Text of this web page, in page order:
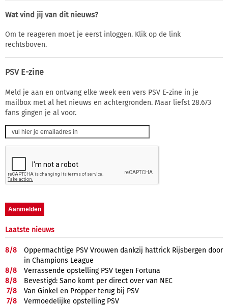
Wat vind jij van dit nieuws?
Om te reageren moet je eerst inloggen. Klik op de link
rechtsboven.
PSV E-zine
Meld je aan en ontvang elke week een vers PSV E-zine in je
mailbox met al het nieuws en achtergronden. Maar liefst 28.673
fans gingen je al voor.
Laatste nieuws
8/8
Oppermachtige PSV Vrouwen dankzij hattrick Rijsbergen door
in Champions League
8/8
Verrassende opstelling PSV tegen Fortuna
8/8
Bevestigd: Sano komt per direct over van NEC
7/8
Van Ginkel en Pröpper terug bij PSV
7/8
Vermoedelijke opstelling PSV